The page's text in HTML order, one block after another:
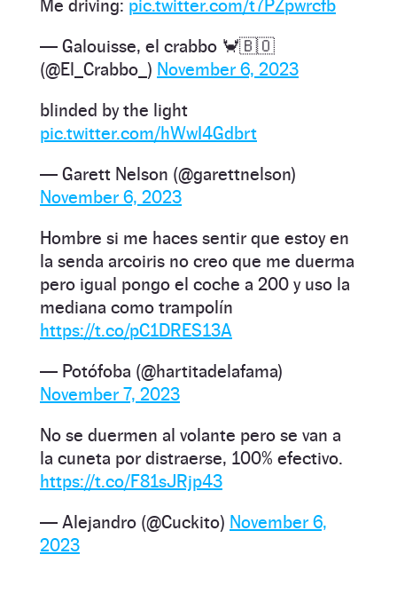
Me driving: pic.twitter.com/t7PZpwrcfb
— Galouisse, el crabbo 🦀🇧🇴
(@El_Crabbo_) November 6, 2023
blinded by the light
pic.twitter.com/hWwI4Gdbrt
— Garett Nelson (@garettnelson)
November 6, 2023
Hombre si me haces sentir que estoy en
la senda arcoiris no creo que me duerma
pero igual pongo el coche a 200 y uso la
mediana como trampolín
https://t.co/pC1DRES13A
— Potófoba (@hartitadelafama)
November 7, 2023
No se duermen al volante pero se van a
la cuneta por distraerse, 100% efectivo.
https://t.co/F81sJRjp43
— Alejandro (@Cuckito) November 6,
2023